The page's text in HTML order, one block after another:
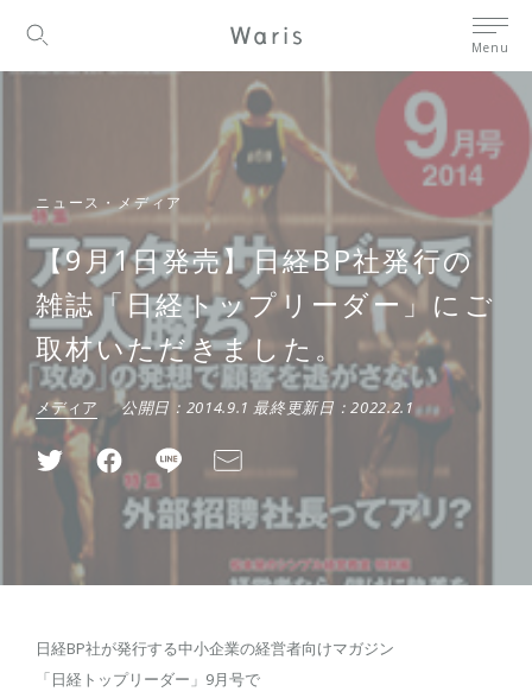
Menu
ニュース・メディア
【9月1日発売】日経BP社発行の
雑誌「日経トップリーダー」にご
取材いただきました。
メディア 公開日： 2014.9.1 最終更新日：2022.2.1
日経BP社が発行する中小企業の経営者向けマガジン
「日経トップリーダー」9月号で